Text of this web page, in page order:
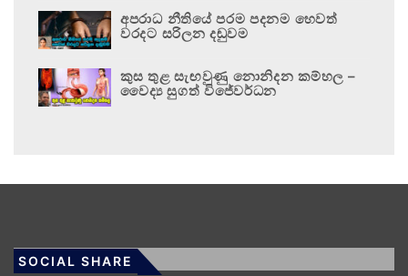
අපරාධ නීතියේ පරම පදනම හෙවත්
වරදට සරිලන දඬුවම
කුස තුළ සැඟවුණු නොනිදන කම්හල –
වෛද්‍ය සුගත් විජේවර්ධන
SOCIAL SHARE